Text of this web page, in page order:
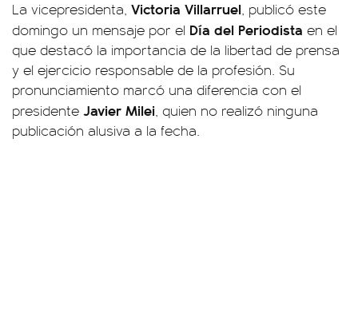
La vicepresidenta, Victoria Villarruel, publicó este
domingo un mensaje por el Día del Periodista en el
que destacó la importancia de la libertad de prensa
y el ejercicio responsable de la profesión. Su
pronunciamiento marcó una diferencia con el
presidente Javier Milei, quien no realizó ninguna
publicación alusiva a la fecha.